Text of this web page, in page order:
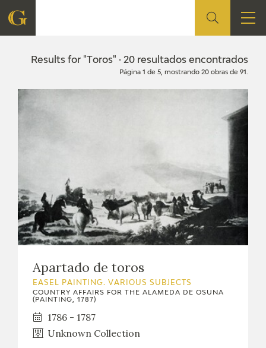
FOUNDATION
CONTACT
EXPOSICIONES
ACTIVIDADES
ACTUALIDAD
Results for "Toros" · 20 resultados encontrados
Página 1 de 5, mostrando 20 obras de 91.
Apartado de toros
EASEL PAINTING. VARIOUS SUBJECTS
COUNTRY AFFAIRS FOR THE ALAMEDA DE OSUNA
(PAINTING, 1787)
1786 - 1787
Unknown Collection